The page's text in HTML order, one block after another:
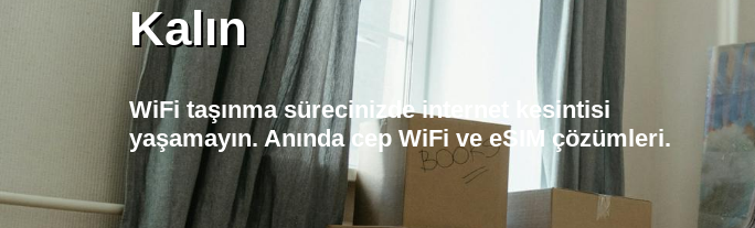
Kalın
WiFi taşınma sürecinizde internet kesintisi
yaşamayın. Anında cep WiFi ve eSIM çözümleri.